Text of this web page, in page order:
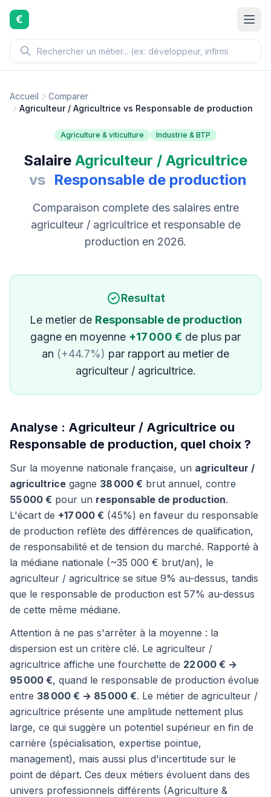
Aller au contenu principal
€
Accueil
Comparer
Agriculteur / Agricultrice vs Responsable de production
Agriculture & viticulture Industrie & BTP
Salaire Agriculteur / Agricultrice
vs Responsable de production
Comparaison complete des salaires entre
agriculteur / agricultrice et responsable de
production en 2026.
Resultat
Le metier de Responsable de production
gagne en moyenne +17 000 € de plus par
an (+44.7%) par rapport au metier de
agriculteur / agricultrice.
Analyse : Agriculteur / Agricultrice ou
Responsable de production, quel choix ?
Sur la moyenne nationale française, un agriculteur /
agricultrice gagne 38 000 € brut annuel, contre
55 000 € pour un responsable de production.
L'écart de +17 000 € (45%) en faveur du responsable
de production reflète des différences de qualification,
de responsabilité et de tension du marché. Rapporté à
la médiane nationale (~35 000 € brut/an), le
agriculteur / agricultrice se situe 9% au-dessus, tandis
que le responsable de production est 57% au-dessus
de cette même médiane.
Attention à ne pas s'arrêter à la moyenne : la
dispersion est un critère clé. Le agriculteur /
agricultrice affiche une fourchette de 22 000 € →
95 000 €, quand le responsable de production évolue
entre 38 000 € → 85 000 €. Le métier de agriculteur /
agricultrice présente une amplitude nettement plus
large, ce qui suggère un potentiel supérieur en fin de
carrière (spécialisation, expertise pointue,
management), mais aussi plus d'incertitude sur le
point de départ. Ces deux métiers évoluent dans des
univers professionnels différents (Agriculture &